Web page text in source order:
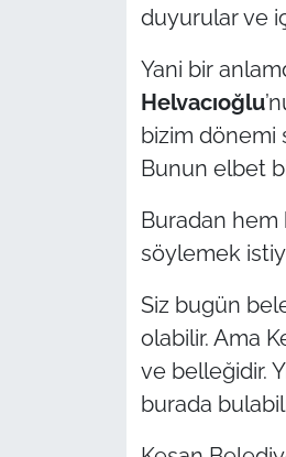
duyurular ve
Yani bir
Helvacıoğlu
bizim dönemi
Bunun elbet
Buradan hem
söylemek
Siz bugün
olabilir. Ama
ve belleğidir.
burada